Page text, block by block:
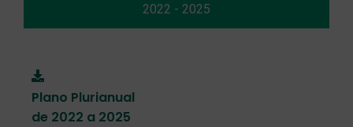
2022 - 2025
Plano Plurianual
de 2022 a 2025